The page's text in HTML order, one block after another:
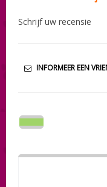
Schrijf uw recensie
INFORMEER EEN